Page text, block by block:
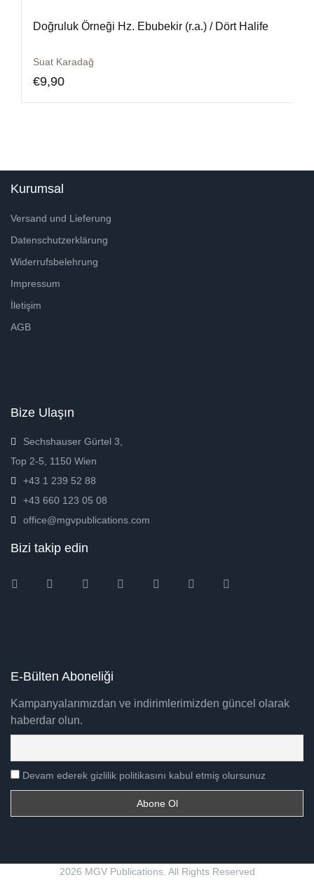
Doğruluk Örneği Hz. Ebubekir (r.a.) / Dört Halife
Suat Karadağ
€9,90
Kurumsal
Versand und Lieferung
Datenschutzerklärung
Widerrufsbelehrung
Impressum
İletişim
AGB
Bize Ulaşın
Sechshauser Gürtel 3,
Top 2-5, 1150 Wien
+43 1 239 52 88
+43 660 123 05 08
office@mgvpublications.com
Bizi takip edin
InstagramFacebookTwitter Amazon Pinterest
E-Bülten Aboneliği
Kampanyalarımızdan ve indirimlerimizden güncel olarak
haberdar olun.
Devam ederek gizlilik politikasını kabul etmiş olursunuz
2026 MGV Publications. All Rights Reserved